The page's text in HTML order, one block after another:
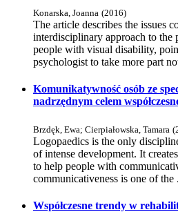
Konarska, Joanna (2016)
The article describes the issues
interdisciplinary approach to the
people with visual disability,
psychologist to take more part
Komunikatywność osób ze
nadrzędnym celem
Brzdęk, Ewa; Cierpiałowska, Tamara (
Logopaedics is the only
of intense development. It
to help people with
communicativeness is one of the
Współczesne trendy w